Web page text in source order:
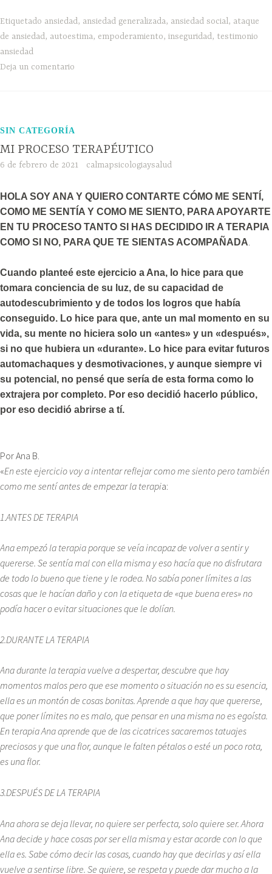
Etiquetado ansiedad, ansiedad generalizada, ansiedad social, ataque
de ansiedad, autoestima, empoderamiento, inseguridad, testimonio
ansiedad
Deja un comentario
SIN CATEGORÍA
MI PROCESO TERAPÉUTICO
6 de febrero de 2021 calmapsicologiaysalud
HOLA SOY ANA Y QUIERO CONTARTE CÓMO ME SENTÍ,
COMO ME SENTÍA Y COMO ME SIENTO, PARA APOYARTE
EN TU PROCESO TANTO SI HAS DECIDIDO IR A TERAPIA
COMO SI NO, PARA QUE TE SIENTAS ACOMPAÑADA
Cuando planteé este ejercicio a Ana, lo hice para que
tomara conciencia de su luz, de su capacidad de
autodescubrimiento y de todos los logros que había
conseguido. Lo hice para que, ante un mal momento en su
vida, su mente no hiciera solo un «antes» y un «después»,
si no que hubiera un «durante». Lo hice para evitar futuros
automachaques y desmotivaciones, y aunque siempre vi
su potencial, no pensé que sería de esta forma como lo
extrajera por completo. Por eso decidió hacerlo público,
por eso decidió abrirse a tí.
Por Ana B.
«En este ejercicio voy a intentar reflejar como me siento pero también
como me sentí antes de empezar la terapia:
1 ANTES DE TERAPIA
Ana empezó la terapia porque se veía incapaz de volver a sentir y
quererse. Se sentía mal con ella misma y eso hacía que no disfrutara
de todo lo bueno que tiene y le rodea. No sabía poner límites a las
cosas que le hacían daño y con la etiqueta de «que buena eres» no
podía hacer o evitar situaciones que le dolían.
2.DURANTE LA TERAPIA
Ana durante la terapia vuelve a despertar, descubre que hay
momentos malos pero que ese momento o situación no es su esencia,
ella es un montón de cosas bonitas. Aprende a que hay que quererse,
que poner límites no es malo, que pensar en una misma no es egoísta.
En terapia Ana aprende que de las cicatrices sacaremos tatuajes
preciosos y que una flor, aunque le falten pétalos o esté un poco rota,
es una flor.
3.DESPUÉS DE LA TERAPIA
Ana ahora se deja llevar, no quiere ser perfecta, solo quiere ser. Ahora
Ana decide y hace cosas por ser ella misma y estar acorde con lo que
ella es. Sabe cómo decir las cosas, cuando hay que decirlas y así ella
vuelve a sentirse libre. Se quiere, se respeta y puede dar mucho a la